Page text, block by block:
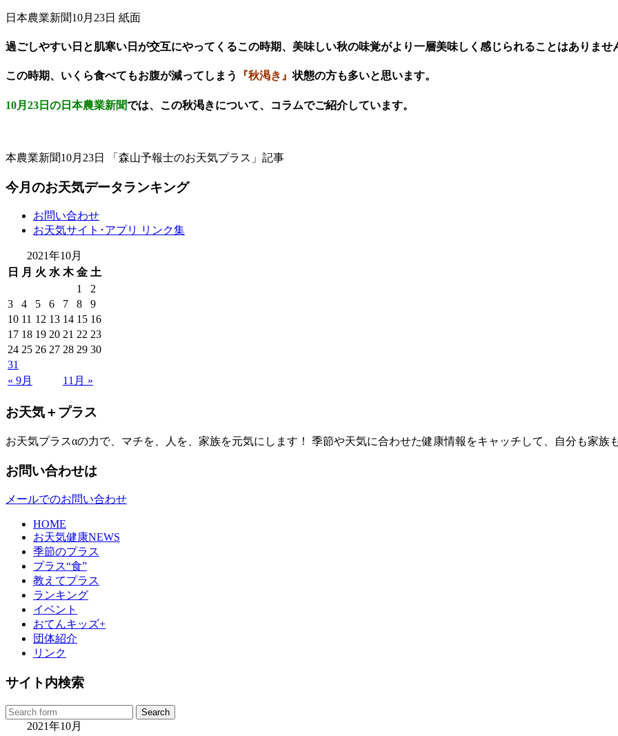
日本農業新聞10月23日 紙面
過ごしやすい日と肌寒い日が交互にやってくるこの時期、 美味しい秋の味覚がより一層美味しく感じられることはありませ
この時期、 いくら食べてもお腹が減ってしまう 『秋渇き』状態の方も多いと思います。
10月23日の日本農業新聞では、この秋渇きについて、コラムでご紹介しています。
本農業新聞10月23日 「森山予報士のお天気プラス」記事
今月のお天気データランキング
お問い合わせ
お天気サイト･アプリ リンク集
2021年10月
日
月 火 水 木 金 土
« 9月 11月 »
1
2
3
4 5 6 7 8
9
10 11 12 13 14 15 16
17 18 19 20 21 22 23
24 25 26 27 28 29 30
31
お天気＋プラス
お天気プラスαの力で、マチを、人を、家族を元気にします！ 季節や天気に合わせた健康情報をキャッチして、自分も家族
お問い合わせは
メールでのお問い合わせ
HOME
お天気健康NEWS
季節のプラス
プラス“食”
教えてプラス
ランキング
イベント
おてんキッズ+
団体紹介
リンク
サイト内検索
2021年10月